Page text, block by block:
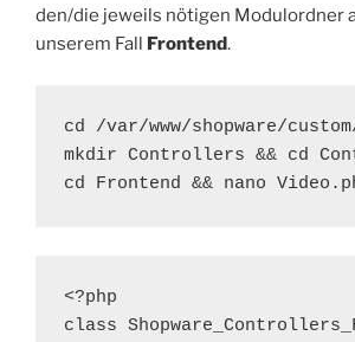
den/die jeweils nötigen Modulordner
unserem Fall Frontend.
cd /var/www/shopware/
mkdir Controllers && cd
cd Frontend && nano
<?php
class